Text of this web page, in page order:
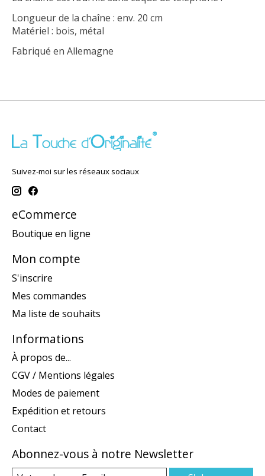
Longueur de la chaîne : env. 20 cm
Matériel : bois, métal
Fabriqué en Allemagne
Suivez-moi sur les réseaux sociaux
eCommerce
Boutique en ligne
Mon compte
S'inscrire
Mes commandes
Ma liste de souhaits
Informations
À propos de...
CGV / Mentions légales
Modes de paiement
Expédition et retours
Contact
Abonnez-vous à notre Newsletter